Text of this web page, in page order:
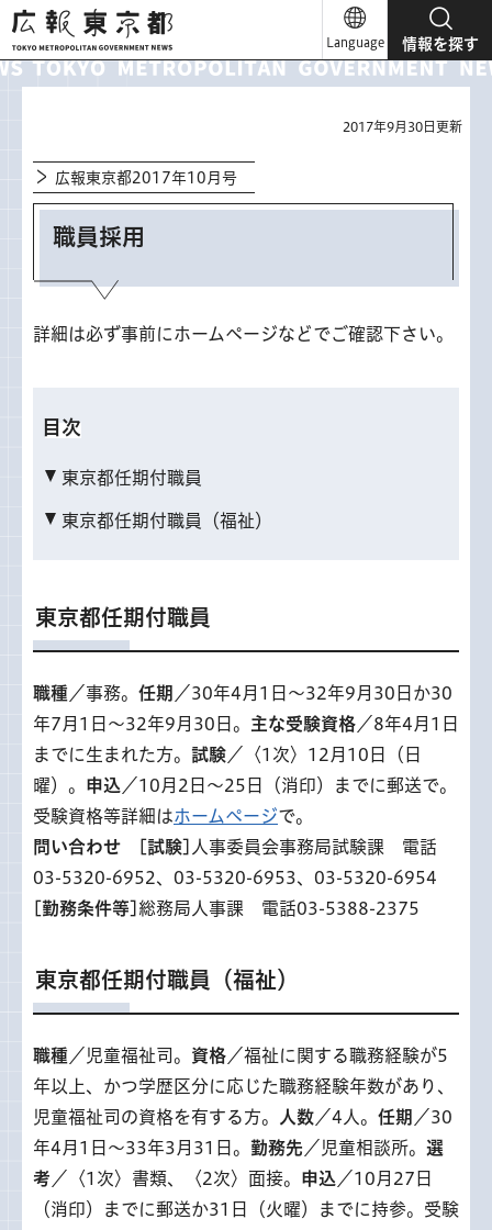
広報東京都
Language 情報を探す
2017年9月30日更新
広報東京都2017年10月号
職員採用
詳細は必ず事前にホームページなどでご確認下さい。
目次
東京都任期付職員
東京都任期付職員（福祉）
東京都任期付職員
職種 ／事務。 任期 ／30年4月1日〜32年9月30日か30
年7月1日〜32年9月30日。 主な受験資格 ／8年4月1日
までに生まれた方。 試験 ／〈1次〉12月10日（日
曜）。
申込 ／10月2日〜25日（消印）までに郵送で。
受験資格等詳細はホームページで。
問い合わせ
[試験]
人事委員会事務局試験課 電話
03-5320-6952、03-5320-6953、03-5320-6954
[勤務条件等] 総務局人事課 電話03-5388-2375
東京都任期付職員（福祉）
職種 ／児童福祉司。 資格 ／福祉に関する職務経験が5
年以上、かつ学歴区分に応じた職務経験年数があり、
児童福祉司の資格を有する方。
人数 ／4人。 任期 ／30
年4月1日〜33年3月31日。 勤務先 ／児童相談所。 選
考 ／〈1次〉書類、〈2次〉面接。 申込 ／10月27日
（消印）までに郵送か31日（火曜）までに持参。受験